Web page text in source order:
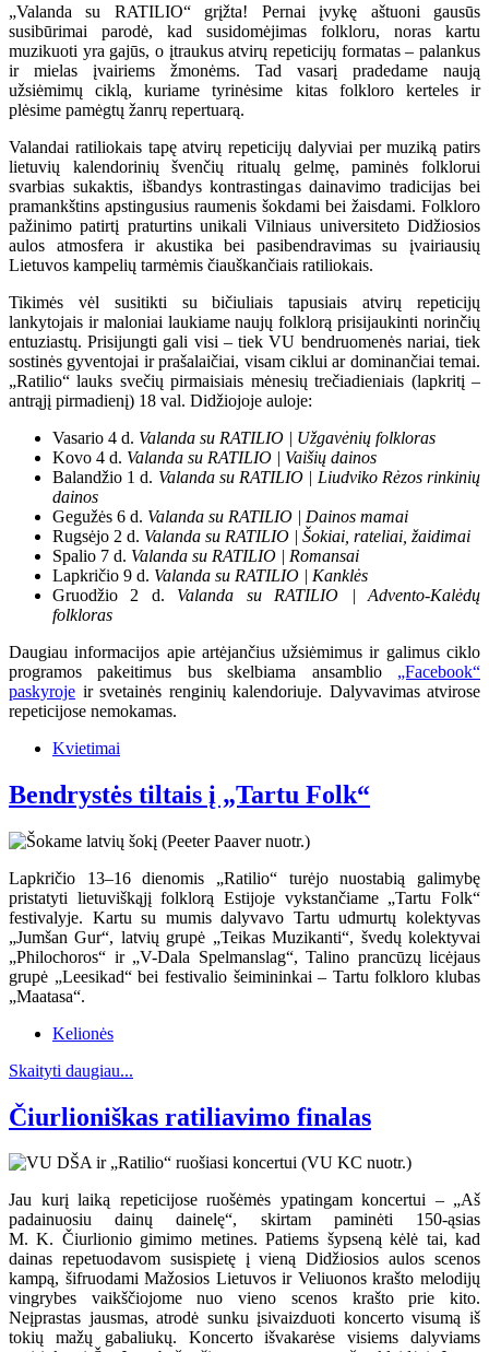
„Valanda su RATILIO“ grįžta! Pernai įvykę aštuoni gausūs
susibūrimai parodė, kad susidomėjimas folkloru, noras kartu
muzikuoti yra gajūs, o įtraukus atvirų repeticijų formatas – palankus
ir mielas įvairiems žmonėms. Tad vasarį pradedame naują
užsiėmimų ciklą, kuriame tyrinėsime kitas folkloro kerteles ir
plėsime pamėgtų žanrų repertuarą.
Valandai ratiliokais tapę atvirų repeticijų dalyviai per muziką patirs
lietuvių kalendorinių švenčių ritualų gelmę, paminės folklorui
svarbias sukaktis, išbandys kontrastingas dainavimo tradicijas bei
pramankštins apstingusius raumenis šokdami bei žaisdami. Folkloro
pažinimo patirtį praturtins unikali Vilniaus universiteto Didžiosios
aulos atmosfera ir akustika bei pasibendravimas su įvairiausių
Lietuvos kampelių tarmėmis čiauškančiais ratiliokais.
Tikimės vėl susitikti su bičiuliais tapusiais atvirų repeticijų
lankytojais ir maloniai laukiame naujų folklorą prisijaukinti norinčių
entuziastų. Prisijungti gali visi – tiek VU bendruomenės nariai, tiek
sostinės gyventojai ir prašalaičiai, visam ciklui ar dominančiai temai.
„Ratilio“ lauks svečių pirmaisiais mėnesių trečiadieniais (lapkritį –
antrąjį pirmadienį) 18 val. Didžiojoje auloje:
Vasario 4 d. Valanda su RATILIO | Užgavėnių folkloras
Kovo 4 d. Valanda su RATILIO | Vaišių dainos
Balandžio 1 d. Valanda su RATILIO | Liudviko Rėzos rinkinių
dainos
Gegužės 6 d. Valanda su RATILIO | Dainos mamai
Rugsėjo 2 d. Valanda su RATILIO | Šokiai, rateliai, žaidimai
Spalio 7 d. Valanda su RATILIO | Romansai
Lapkričio 9 d. Valanda su RATILIO | Kanklės
Gruodžio 2 d. Valanda su RATILIO | Advento-Kalėdų
folkloras
Daugiau informacijos apie artėjančius užsiėmimus ir galimus ciklo
programos pakeitimus bus skelbiama ansamblio „Facebook“
paskyroje ir svetainės renginių kalendoriuje. Dalyvavimas atvirose
repeticijose nemokamas.
Kvietimai
Bendrystės tiltais į „Tartu Folk“
Lapkričio 13–16 dienomis „Ratilio“ turėjo nuostabią galimybę
pristatyti lietuviškąjį folklorą Estijoje vykstančiame „Tartu Folk“
festivalyje. Kartu su mumis dalyvavo Tartu udmurtų kolektyvas
„Jumšan Gur“, latvių grupė „Teikas Muzikanti“, švedų kolektyvai
„Philochoros“ ir „V-Dala Spelmanslag“, Talino prancūzų licėjaus
grupė „Leesikad“ bei festivalio šeimininkai – Tartu folkloro klubas
„Maatasa“.
Kelionės
Skaityti daugiau...
Čiurlioniškas ratiliavimo finalas
Jau kurį laiką repeticijose ruošėmės ypatingam koncertui – „Aš
padainuosiu dainų dainelę“, skirtam paminėti 150-ąsias
M. K. Čiurlionio gimimo metines. Patiems šypseną kėlė tai, kad
dainas repetuodavom susispietę į vieną Didžiosios aulos scenos
kampą, šifruodami Mažosios Lietuvos ir Veliuonos krašto melodijų
vingrybes vaikščiojome nuo vieno scenos krašto prie kito.
Neįprastas jausmas, atrodė sunku įsivaizduoti koncerto visumą iš
tokių mažų gabaliukų. Koncerto išvakarėse visiems dalyviams